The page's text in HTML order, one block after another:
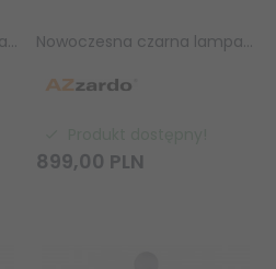
Nowoczesna czarna lampa stojąca ONTARIO FLOOR BLACK Azzardo AZ6803 Nowoczesna czarna lampa stojąca MOLLY FLOOR DIMM BLACK Azzardo AZ6809
899,00 PLN